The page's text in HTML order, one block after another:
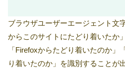
ブラウザユーザーエージェント文
からこのサイトにたどり着いたか
「Firefoxからたどり着いたのか」
り着いたのか」を識別することが